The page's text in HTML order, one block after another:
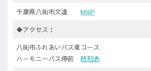
千葉県八街市文違MAP
◆アクセス：
八街市ふれあいバス東コース
ハーモニーバス停前 時刻表